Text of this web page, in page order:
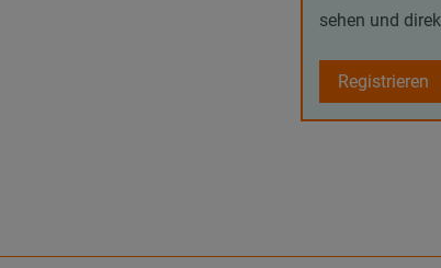
sehen und
Registrieren